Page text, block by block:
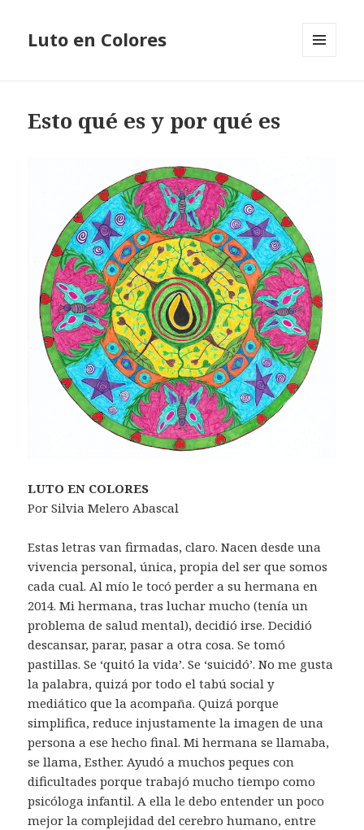
Luto en Colores
Esto qué es y por qué es
LUTO EN COLORES
Por Silvia Melero Abascal
Estas letras van firmadas, claro. Nacen desde una
vivencia personal, única, propia del ser que somos
cada cual. Al mío le tocó perder a su hermana en
2014. Mi hermana, tras luchar mucho (tenía un
problema de salud mental), decidió irse. Decidió
descansar, parar, pasar a otra cosa. Se tomó
pastillas. Se ‘quitó la vida’. Se ‘suicidó’. No me gusta
la palabra, quizá por todo el tabú social y
mediático que la acompaña. Quizá porque
simplifica, reduce injustamente la imagen de una
persona a ese hecho final. Mi hermana se llamaba,
se llama, Esther. Ayudó a muchos peques con
dificultades porque trabajó mucho tiempo como
psicóloga infantil. A ella le debo entender un poco
mejor la complejidad del cerebro humano, entre